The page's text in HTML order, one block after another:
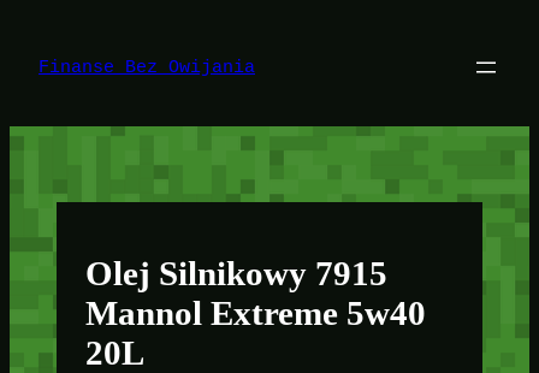
treści
Finanse Bez Owijania
Olej Silnikowy 7915
Mannol Extreme 5w40
20L